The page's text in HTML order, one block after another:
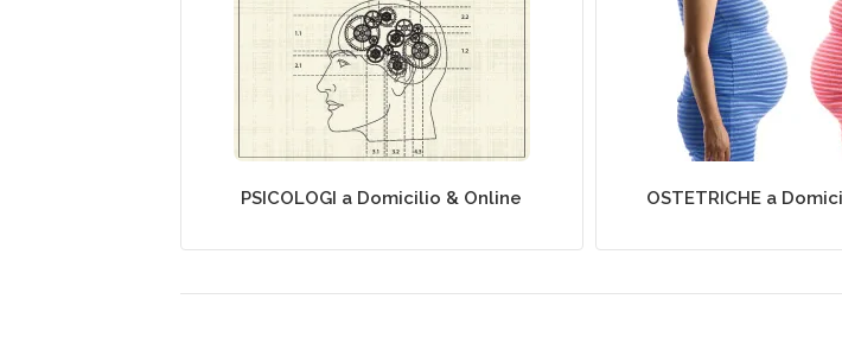
PSICOLOGI a Domicilio & Online
Assistenza Psicologica a
Domicilio
OSTETRICHE a
Assistenza